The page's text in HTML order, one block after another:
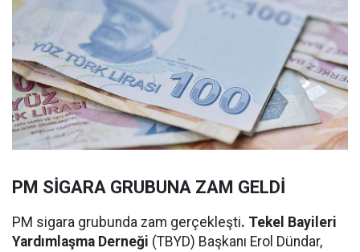
PM SİGARA GRUBUNA ZAM GELDİ
PM sigara grubunda zam gerçekleşti. Tekel Bayileri
Yardımlaşma Derneği (TBYD) Başkanı Erol Dündar,